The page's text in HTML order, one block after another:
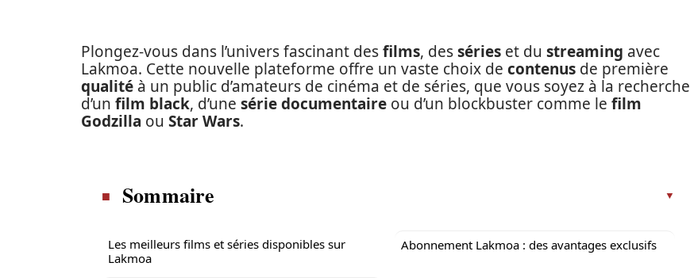
Plongez-vous dans l’univers fascinant desfilms, desséries et du streaming avec
Lakmoa. Cette nouvelle plateforme offre un vaste choix de contenus de première
qualité à un public d’amateurs de cinéma et de séries, que vous soyez à la recherche
d’un film black, d’une série documentaire ou d’un blockbuster comme le film
Godzilla ou Star Wars.
Sommaire
Les meilleurs films et séries disponibles sur
Lakmoa
Abonnement Lakmoa : des avantages exclusifs